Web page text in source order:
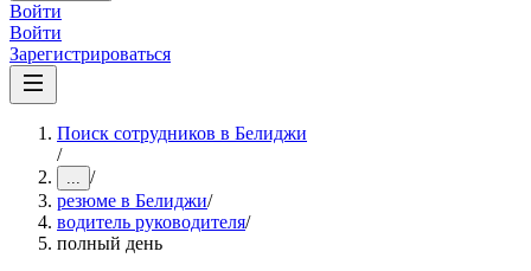
Войти
Войти
Зарегистрироваться
Поиск сотрудников в Белиджи
/
... /
резюме в Белиджи/
водитель руководителя/
полный день